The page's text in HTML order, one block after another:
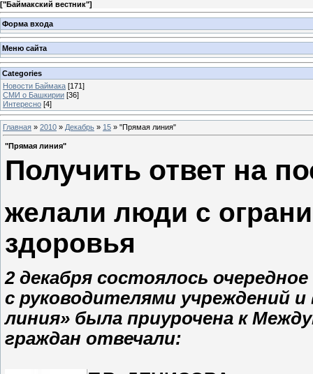
["Баймакский вестник"]
Форма входа
Меню сайта
Categories
Новости Баймака [171]
СМИ о Башкирии [36]
Интересно [4]
Главная » 2010 » Декабрь » 15 » "Прямая линия"
"Прямая линия"
Получить ответ на
желали люди с
здоровья
2 декабря состоялось
с руководителями учреждений
линия» была приурочена к
граждан отвечали: